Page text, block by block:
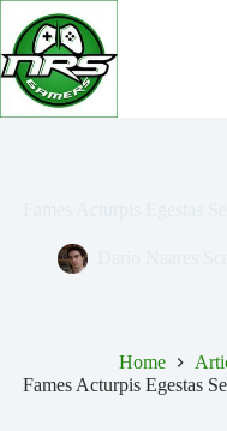
Salta
contenuto
Home
Fames Acturpis Egestas